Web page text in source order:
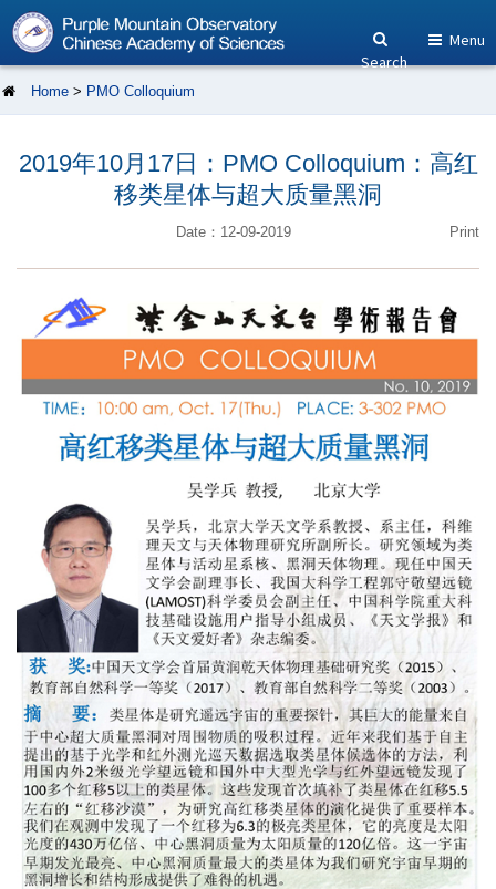
Search
Menu
Home > PMO Colloquium
2019年10月17日：PMO Colloquium：高红
移类星体与超大质量黑洞
Date：12-09-2019 Print